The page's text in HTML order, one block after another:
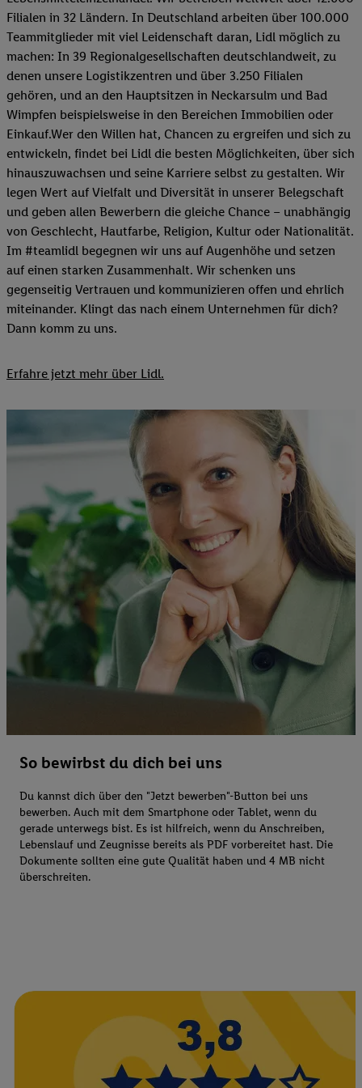
Filialen in 32 Ländern. In Deutschland arbeiten über 100.000
Teammitglieder mit viel Leidenschaft daran, Lidl möglich zu
machen: In 39 Regionalgesellschaften deutschlandweit, zu
denen unsere Logistikzentren und über 3.250 Filialen
gehören, und an den Hauptsitzen in Neckarsulm und Bad
Wimpfen beispielsweise in den Bereichen Immobilien oder
Einkauf.Wer den Willen hat, Chancen zu ergreifen und sich zu
entwickeln, findet bei Lidl die besten Möglichkeiten, über sich
hinauszuwachsen und seine Karriere selbst zu gestalten. Wir
legen Wert auf Vielfalt und Diversität in unserer Belegschaft
und geben allen Bewerbern die gleiche Chance – unabhängig
von Geschlecht, Hautfarbe, Religion, Kultur oder Nationalität.
Im #teamlidl begegnen wir uns auf Augenhöhe und setzen
auf einen starken Zusammenhalt. Wir schenken uns
gegenseitig Vertrauen und kommunizieren offen und ehrlich
miteinander. Klingt das nach einem Unternehmen für dich?
Dann komm zu uns.​
Erfahre jetzt mehr über Lidl.
So bewirbst du dich bei uns
Du kannst dich über den "Jetzt bewerben"-Button bei uns
bewerben. Auch mit dem Smartphone oder Tablet, wenn du
gerade unterwegs bist. Es ist hilfreich, wenn du Anschreiben,
Lebenslauf und Zeugnisse bereits als PDF vorbereitet hast. Die
Dokumente sollten eine gute Qualität haben und 4 MB nicht
überschreiten.